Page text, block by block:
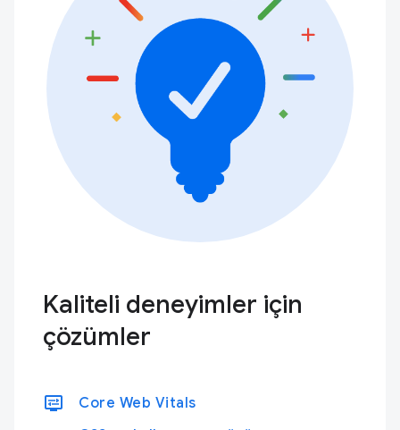
Kaliteli deneyimler için
çözümler
display_settings Core Web Vitals